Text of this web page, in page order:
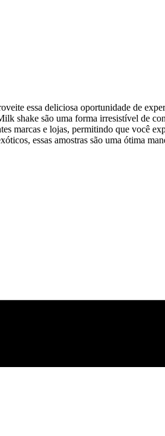
essa deliciosa oportunidade de
shake são uma forma irresistível de
marcas e lojas, permitindo que você
essas amostras são uma ótima